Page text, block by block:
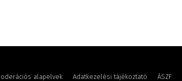
alapelvek Adatkezelési tájékoztató ÁSZF